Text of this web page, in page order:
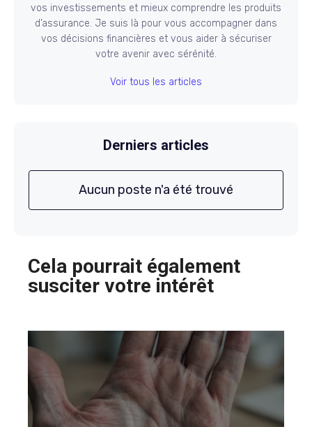
vos investissements et mieux comprendre les produits
d’assurance. Je suis là pour vous accompagner dans
vos décisions financières et vous aider à sécuriser
votre avenir avec sérénité.
Voir tous les articles
Derniers articles
Aucun poste n'a été trouvé
Cela pourrait également
susciter votre intérêt